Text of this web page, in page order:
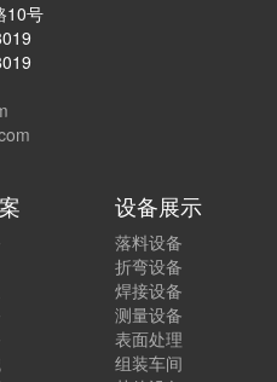
10号
设备展示
落料设备
折弯设备
焊接设备
测量设备
表面处理
组装车间